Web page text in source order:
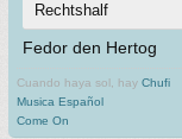
Rechtshalf
Fedor den Hertog
Cuando haya sol, hay Chufi
Musica Español
Come On